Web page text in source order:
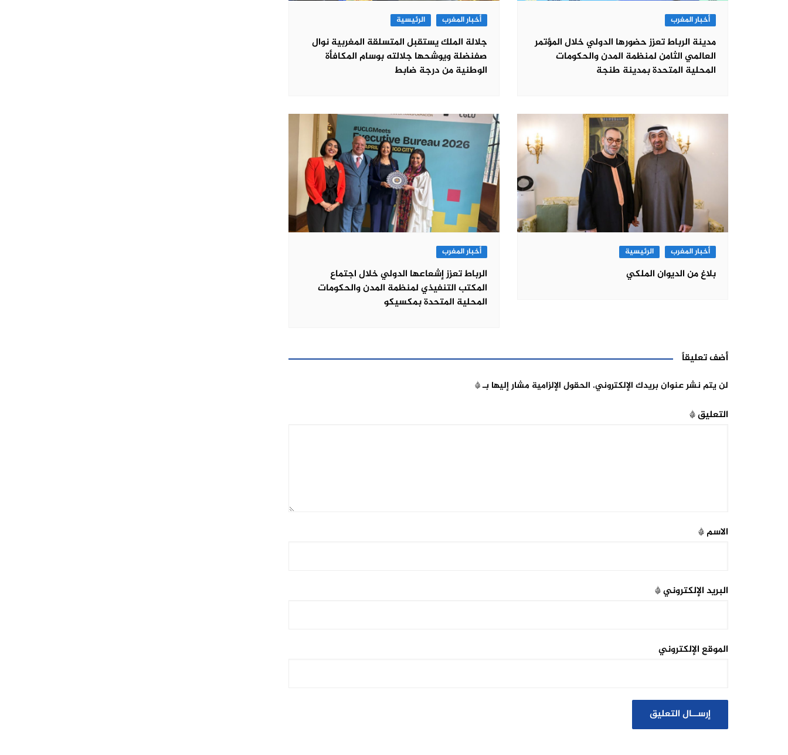
أخبار المغرب
مدينة الرباط تعزز حضورها الدولي خلال المؤتمر
العالمي الثامن لمنظمة المدن والحكومات
المحلية المتحدة بمدينة طنجة
أخبار المغرب الرئيسية
جلالة الملك يستقبل المتسلقة المغربية نوال
صفنضلة ويوشحها جلالته بوسام المكافأة
الوطنية من درجة ضابط
أخبار المغرب الرئيسية
بلاغ من الديوان الملكي
أخبار المغرب
الرباط تعزز إشعاعها الدولي خلال اجتماع
المكتب التنفيذي لمنظمة المدن والحكومات
المحلية المتحدة بمكسيكو
أضف تعليقاً
لن يتم نشر عنوان بريدك الإلكتروني. الحقول الإلزامية مشار إليها بـ*
التعليق*
الاسم*
البريد الإلكتروني*
الموقع الإلكتروني